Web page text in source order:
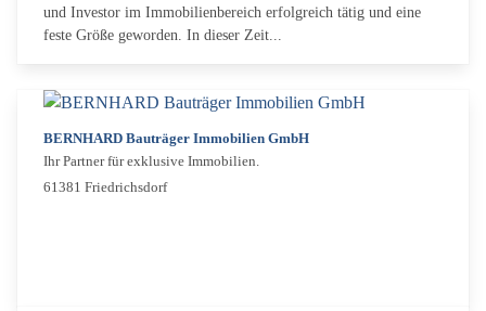
und Investor im Immobilienbereich erfolgreich tätig und eine
feste Größe geworden. In dieser Zeit...
BERNHARD Bauträger Immobilien GmbH
Ihr Partner für exklusive Immobilien.
61381 Friedrichsdorf